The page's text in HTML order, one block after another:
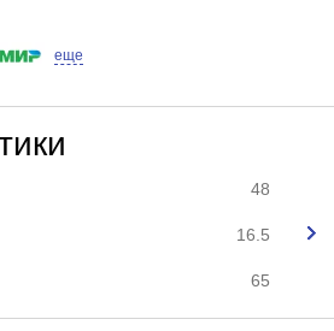
еще
48
16.5
65